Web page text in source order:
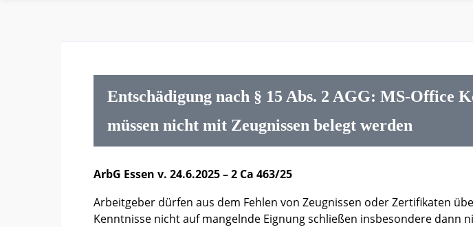
Entschädigung nach § 15 Abs. 2 AGG: MS-Office
müssen nicht mit Zeugnissen belegt werden
ArbG Essen v. 24.6.2025 – 2 Ca 463/25
Arbeitgeber dürfen aus dem Fehlen von Zeugnissen oder Zertifikaten
Kenntnisse nicht auf mangelnde Eignung schließen insbesondere dann